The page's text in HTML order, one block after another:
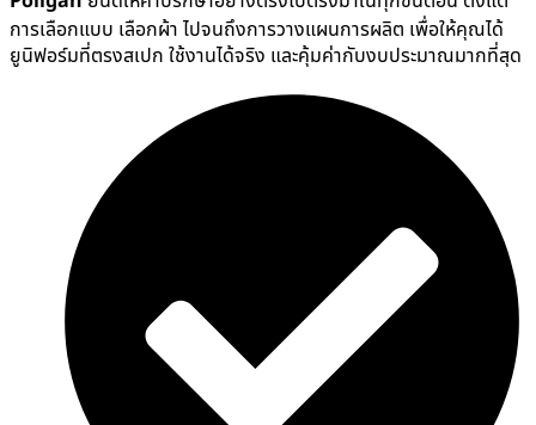
การเลือกแบบ เลือกผ้า ไปจนถึงการวางแผนการผลิต เพื่อให้คุณได้
ยูนิฟอร์มที่ตรงสเปก ใช้งานได้จริง และคุ้มค่ากับงบประมาณมากที่สุด